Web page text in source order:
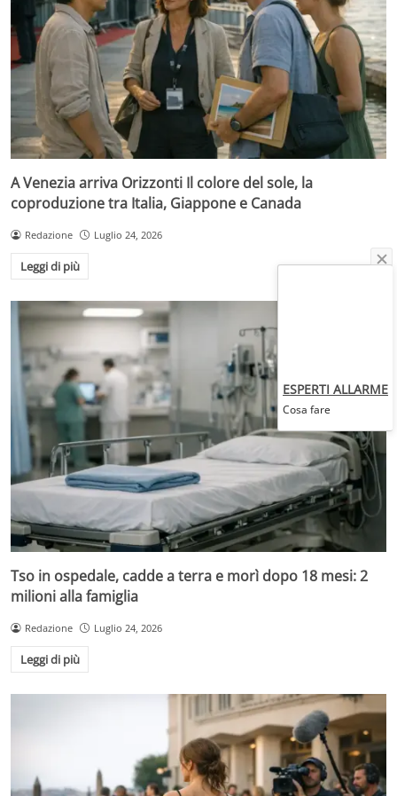
A Venezia arriva Orizzonti Il colore del sole, la
coproduzione tra Italia, Giappone e Canada
Redazione Luglio 24, 2026
Leggi di più
Tso in ospedale, cadde a terra e morì dopo 18 mesi: 2
milioni alla famiglia
Redazione Luglio 24, 2026
Leggi di più
ESPERTI ALLARME
Cosa fare